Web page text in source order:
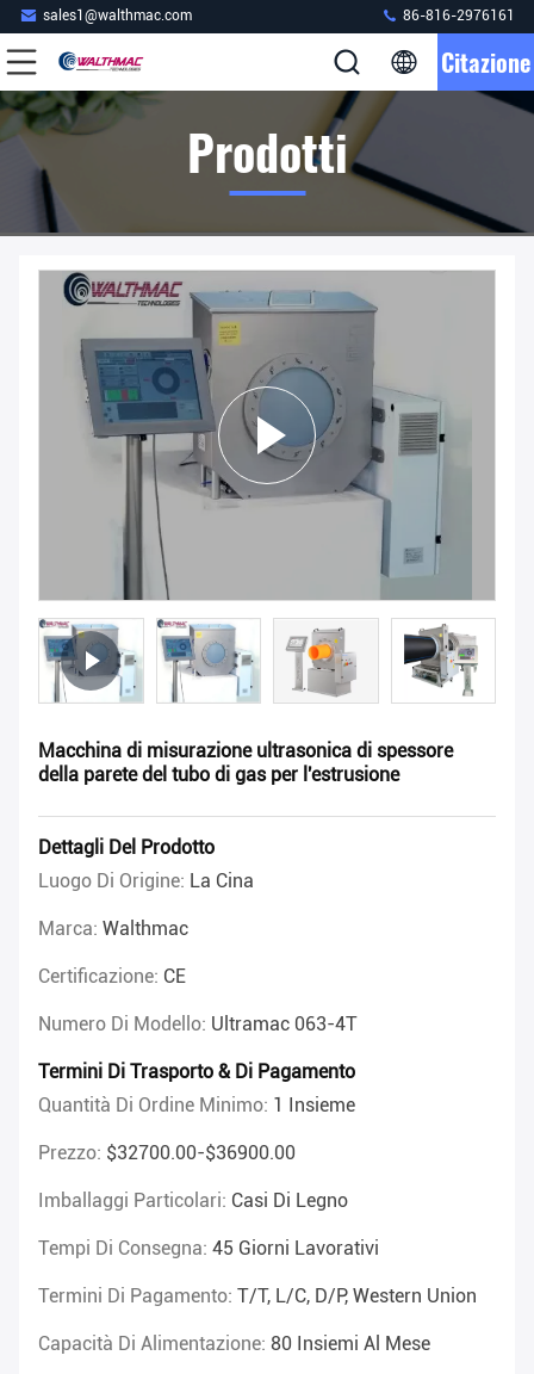
sales1@walthmac.com 86-816-2976161
Citazione
Prodotti
Macchina di misurazione ultrasonica di spessore
della parete del tubo di gas per l'estrusione
Dettagli Del Prodotto
Luogo Di Origine: La Cina
Marca: Walthmac
Certificazione: CE
Numero Di Modello: Ultramac 063-4T
Termini Di Trasporto & Di Pagamento
Quantità Di Ordine Minimo: 1 Insieme
Prezzo: $32700.00-$36900.00
Imballaggi Particolari: Casi Di Legno
Tempi Di Consegna: 45 Giorni Lavorativi
Termini Di Pagamento: T/T, L/C, D/P, Western Union
Capacità Di Alimentazione: 80 Insiemi Al Mese